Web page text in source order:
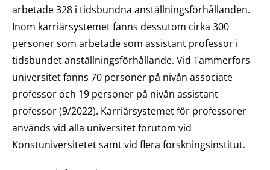
arbetade 328 i tidsbundna anställningsförhållanden.
Inom karriärsystemet fanns dessutom cirka 300
personer som arbetade som assistant professor i
tidsbundet anställningsförhållande. Vid Tammerfors
universitet fanns 70 personer på nivån associate
professor och 19 personer på nivån assistant
professor (9/2022). Karriärsystemet för professorer
används vid alla universitet förutom vid
Konstuniversitetet samt vid flera forskningsinstitut.